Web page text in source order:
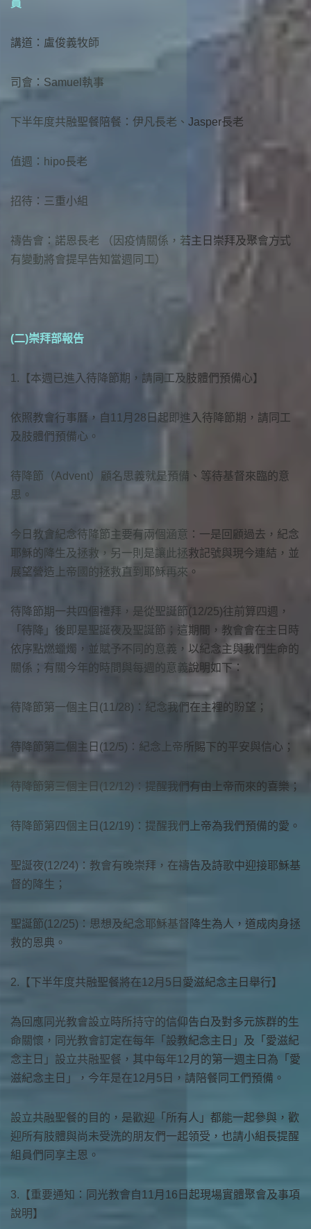
員
講道：盧俊義牧師
司會：Samuel執事
下半年度共融聖餐陪餐：伊凡長老、Jasper長老
值週：hipo長老
招待：三重小組
禱告會：諾恩長老 （因疫情關係，若主日崇拜及聚會方式
有變動將會提早告知當週同工）
(二)崇拜部報告
1.【本週已進入待降節期，請同工及肢體們預備心】
依照教會行事曆，自11月28日起即進入待降節期，請同工
及肢體們預備心。
待降節（Advent）顧名思義就是預備、等待基督來臨的意
思。
今日教會紀念待降節主要有兩個涵意：一是回顧過去，紀念
耶穌的降生及拯救，另一則是讓此拯救記號與現今連結，並
展望營造上帝國的拯救直到耶穌再來。
待降節期一共四個禮拜，是從聖誕節(12/25)往前算四週，
「待降」後即是聖誕夜及聖誕節；這期間，教會會在主日時
依序點燃蠟燭，並賦予不同的意義，以紀念主與我們生命的
關係；有關今年的時間與每週的意義說明如下：
待降節第一個主日(11/28)：紀念我們在主裡的盼望；
待降節第二個主日(12/5)：紀念上帝所賜下的平安與信心；
待降節第三個主日(12/12)：提醒我們有由上帝而來的喜樂；
待降節第四個主日(12/19)：提醒我們上帝為我們預備的愛。
聖誕夜(12/24)：教會有晚崇拜，在禱告及詩歌中迎接耶穌基
督的降生；
聖誕節(12/25)：思想及紀念耶穌基督降生為人，道成肉身拯
救的恩典。
2.【下半年度共融聖餐將在12月5日愛滋紀念主日舉行】
為回應同光教會設立時所持守的信仰告白及對多元族群的生
命關懷，同光教會訂定在每年「設教紀念主日」及「愛滋紀
念主日」設立共融聖餐，其中每年12月的第一週主日為「愛
滋紀念主日」，今年是在12月5日，請陪餐同工們預備。
設立共融聖餐的目的，是歡迎「所有人」都能一起參與，歡
迎所有肢體與尚未受洗的朋友們一起領受，也請小組長提醒
組員們同享主恩。
3.【重要通知：同光教會自11月16日起現場實體聚會及事項
說明】